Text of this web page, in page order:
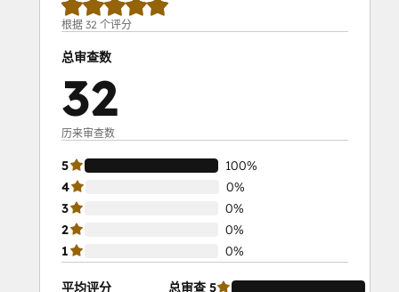
根据 32 个评分
总审查数
32
历来审查数
5
100%
4
0%
3
0%
2
0%
1
0%
平均评分 总审查 5